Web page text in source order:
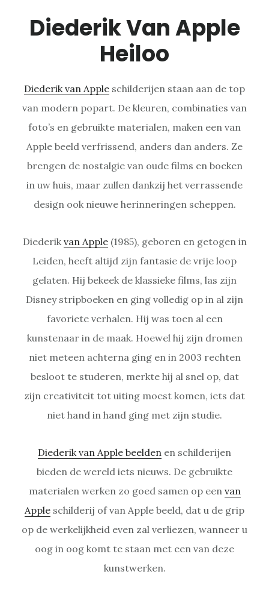
Diederik Van Apple
Heiloo
Diederik van Apple schilderijen staan aan de top
van modern popart. De kleuren, combinaties van
foto’s en gebruikte materialen, maken een van
Apple beeld verfrissend, anders dan anders. Ze
brengen de nostalgie van oude films en boeken
in uw huis, maar zullen dankzij het verrassende
design ook nieuwe herinneringen scheppen.
Diederik van Apple(1985), geboren en getogen in
Leiden, heeft altijd zijn fantasie de vrije loop
gelaten. Hij bekeek de klassieke films, las zijn
Disney stripboeken en ging volledig op in al zijn
favoriete verhalen. Hij was toen al een
kunstenaar in de maak. Hoewel hij zijn dromen
niet meteen achterna ging en in 2003 rechten
besloot te studeren, merkte hij al snel op, dat
zijn creativiteit tot uiting moest komen, iets dat
niet hand in hand ging met zijn studie.
Diederik van Apple beelden en schilderijen
bieden de wereld iets nieuws. De gebruikte
materialen werken zo goed samen op een van
Apple schilderij of van Apple beeld, dat u de grip
op de werkelijkheid even zal verliezen, wanneer u
oog in oog komt te staan met een van deze
kunstwerken.